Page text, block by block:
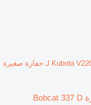
المحرك Kubota V2203 لـ حفارة صغيرة